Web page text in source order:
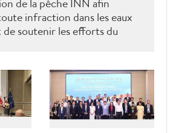
de la pêche INN afin
infraction dans les eaux
soutenir les efforts du